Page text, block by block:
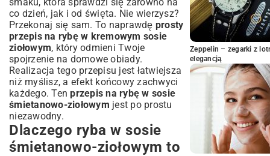
Tworzenie aksamitnego sosu ziołowego
Pieczenie czy smażenie? Metody
przygotowania
Wariacje na temat: Zmień smak na swój
sposób
Inne ryby, inne doznania: Pomysły na
modyfikacje
Dodatki, które wzbogacą smak: Warzywa i
inne składniki
Z czym podawać rybę w sosie
śmietanowo-ziołowym?
Idealne dodatki: od ziemniaków po świeże
co dzień, jak i od święta. Nie wierzysz?
Przekonaj się sam. To naprawdę prosty
przepis na rybę w kremowym sosie
ziołowym, który odmieni Twoje
spojrzenie na domowe obiady.
Realizacja tego przepisu jest łatwiejsza
niż myślisz, a efekt końcowy zachwyci
każdego. Tenprzepis na rybę w sosie
śmietanowo-ziołowym jest po prostu
niezawodny.
Dlaczego ryba w sosie
śmietanowo-ziołowym to
Zeppelin – zegarki z
elegancją